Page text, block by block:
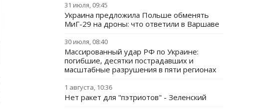
31 июля, 09:45
Украина предложила Польше обменять
МиГ-29 на дроны: что ответили в Варшаве
30 июля, 08:40
Массированный удар РФ по Украине:
погибшие, десятки пострадавших и
масштабные разрушения в пяти регионах
1 августа, 10:36
Нет ракет для "пэтриотов" - Зеленский